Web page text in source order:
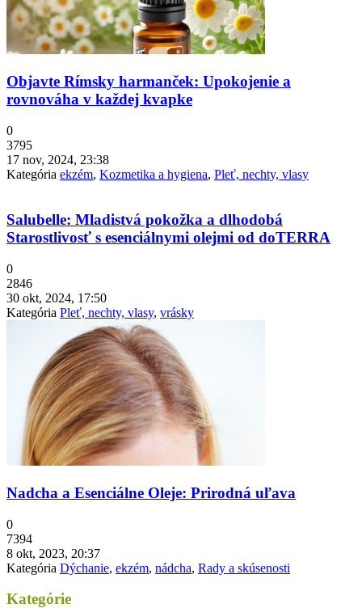
Objavte Rímsky harmanček: Upokojenie a
rovnováha v každej kvapke
0
3795
17 nov, 2024, 23:38
Kategória ekzém, Kozmetika a hygiena, Pleť, nechty, vlasy
Salubelle: Mladistvá pokožka a dlhodobá
Starostlivosť s esenciálnymi olejmi od doTERRA
0
2846
30 okt, 2024, 17:50
Kategória Pleť, nechty, vlasy, vrásky
Nadcha a Esenciálne Oleje: Prirodná uľava
0
7394
8 okt, 2023, 20:37
Kategória Dýchanie, ekzém, nádcha, Rady a skúsenosti
Kategórie